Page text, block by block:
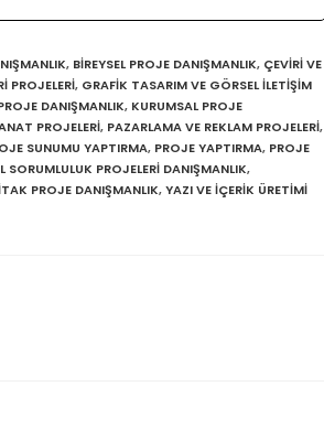
, BİREYSEL PROJE DANIŞMANLIK, ÇEVİRİ VE
PROJELERİ, GRAFİK TASARIM VE GÖRSEL İLETİŞİM
DANIŞMANLIK, KURUMSAL PROJE
PROJELERİ, PAZARLAMA VE REKLAM PROJELERİ,
SUNUMU YAPTIRMA, PROJE YAPTIRMA, PROJE
SORUMLULUK PROJELERİ DANIŞMANLIK,
PROJE DANIŞMANLIK, YAZI VE İÇERİK ÜRETİMİ